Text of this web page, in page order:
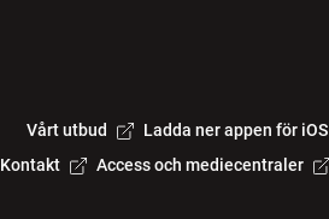
Vårt utbud Ladda ner appen för iOS
Kontakt
Access och mediecentraler